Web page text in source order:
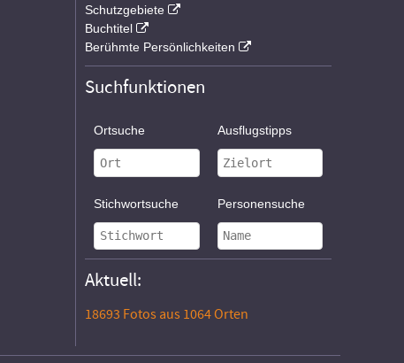
Schutzgebiete
Buchtitel
Berühmte Persönlichkeiten
Suchfunktionen
Ortsuche Ausflugstipps
Stichwortsuche Personensuche
Aktuell:
18693 Fotos aus 1064 Orten